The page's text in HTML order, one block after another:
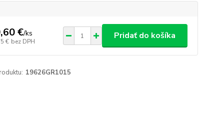
€/ks
€ bez DPH
Pridať do košíka
19626GR1015